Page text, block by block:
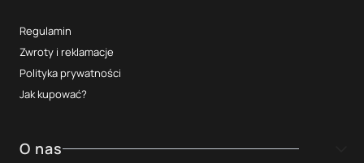
Regulamin
Zwroty i reklamacje
Polityka prywatności
Jak kupować?
O nas